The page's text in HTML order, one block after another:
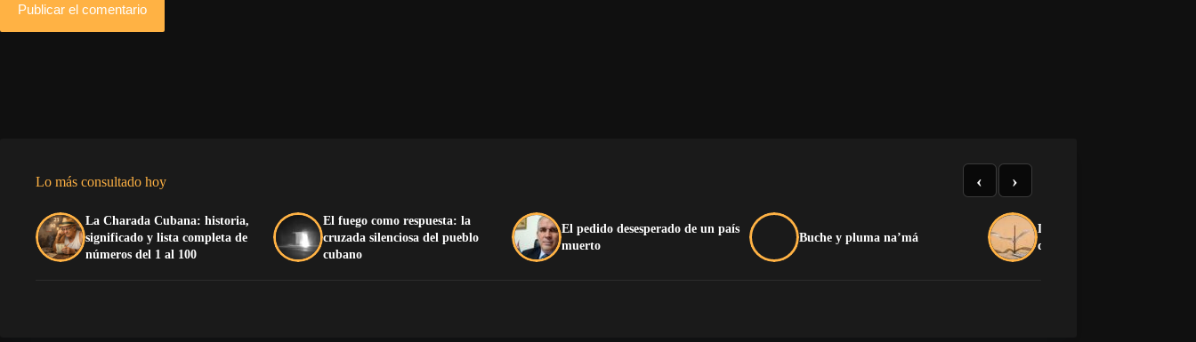
Publicar el comentario
Lo más consultado hoy
La Charada Cubana: historia,
significado y lista completa de
números del 1 al 100
El fuego como respuesta: la
cruzada silenciosa del pueblo
cubano
El pedido desesperado de un país
muerto
Buche y pluma na’má
La crítica que no devora: el
dilema de la oposición
‹ ›